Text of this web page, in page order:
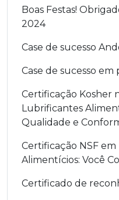
Boas Festas!
2024
Case de sucesso
Case de sucesso em
Certificação Kosher
Lubrificantes
Qualidade e
Certificação NSF
Alimentícios: Você
Certificado de